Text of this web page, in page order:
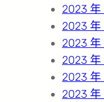
2023 年
2023 年
2023 年
2023 年
2023 年
2023 年